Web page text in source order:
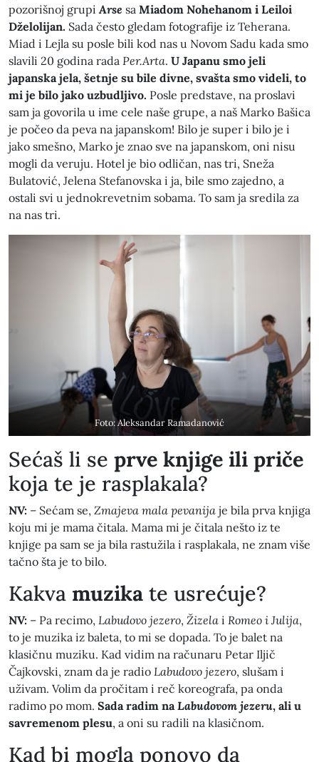
pozorišnoj grupi Arse sa Miadom Nohehanom i Leiloi
Dželolijan. Sada često gledam fotografije iz Teherana.
Miad i Lejla su posle bili kod nas u Novom Sadu kada smo
slavili 20 godina rada Per.Arta. U Japanu smo jeli
japanska jela, šetnje su bile divne, svašta smo videli, to
mi je bilo jako uzbudljivo. Posle predstave, na proslavi
sam ja govorila u ime cele naše grupe, a naš Marko Bašica
je počeo da peva na japanskom! Bilo je super i bilo je i
jako smešno, Marko je znao sve na japanskom, oni nisu
mogli da veruju. Hotel je bio odličan, nas tri, Sneža
Bulatović, Jelena Stefanovska i ja, bile smo zajedno, a
ostali svi u jednokrevetnim sobama. To sam ja sredila za
na nas tri.
Foto: Aleksandar Ramadanović
​Sećaš li se prve knjige ili priče
koja te je rasplakala?
NV: – Sećam se, Zmajeva mala pevanija je bila prva knjiga
koju mi je mama čitala. Mama mi je čitala nešto iz te
knjige pa sam se ja bila rastužila i rasplakala, ne znam više
tačno šta je to bilo.
​Kakva muzika te usrećuje?
NV: – Pa recimo, Labudovo jezero, Žizela i Romeo i Julija,
to je muzika iz baleta, to mi se dopada. To je balet na
klasičnu muziku. Kad vidim na računaru Petar Iljič
Čajkovski, znam da je radio Labudovo jezero, slušam i
uživam. Volim da pročitam i reč koreografa, pa onda
radimo po mom. Sada radim naLabudovom jezeru, ali u
savremenom plesu, a oni su radili na klasičnom.
​Kad bi mogla ponovo da